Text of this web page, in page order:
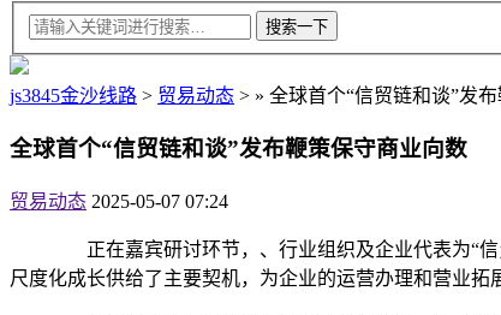
js3845金沙线路 > 贸易动态 > » 全球首个“信贸链和谈”发
全球首个“信贸链和谈”发布鞭策保守商业向数
贸易动态 2025-05-07 07:24
正在嘉宾研讨环节，、行业组织及企业代表为“信
尺度化成长供给了主要契机，为企业的运营办理和营业